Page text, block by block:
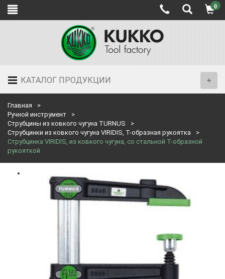
0
КАТАЛОГ ПРОДУКЦИИ
Главная
Ручной инструмент
Струбцины из ковкого чугуна TURNUS
Струбцинки из ковкого чугуна VIRIDIS, Т-образная рукоятка
Струбцинка VIRIDIS, из ковкого чугуна, со стальной Т-образной
рукояткой